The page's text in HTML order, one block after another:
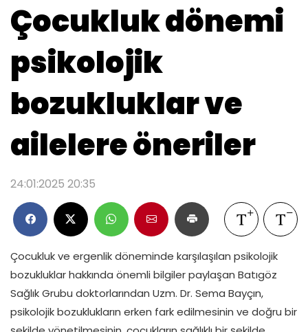
Çocukluk dönemi
psikolojik
bozukluklar ve
ailelere öneriler
24:01:2025 20:35
Çocukluk ve ergenlik döneminde karşılaşılan psikolojik
bozukluklar hakkında önemli bilgiler paylaşan Batıgöz
Sağlık Grubu doktorlarından Uzm. Dr. Sema Bayçın,
psikolojik bozuklukların erken fark edilmesinin ve doğru bir